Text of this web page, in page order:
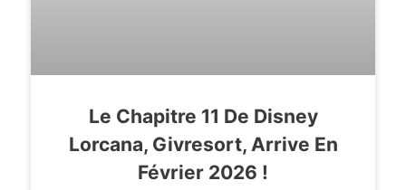
Le Chapitre 11 De Disney
Lorcana, Givresort, Arrive En
Février 2026 !